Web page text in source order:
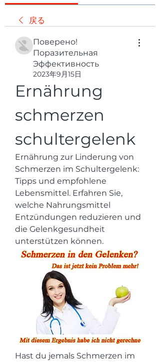
戻る
Поверено!
Поразительная
Эффективность
2023年9月15日
Ernährung
schmerzen
schultergelenk
Ernährung zur Linderung von
Schmerzen im Schultergelenk:
Tipps und empfohlene
Lebensmittel. Erfahren Sie,
welche Nahrungsmittel
Entzündungen reduzieren und
die Gelenkgesundheit
unterstützen können.
Hast du jemals Schmerzen im